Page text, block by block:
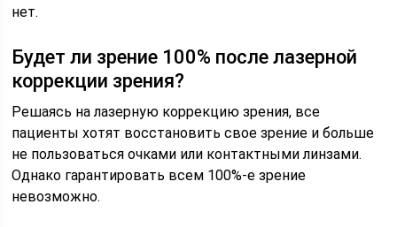
нет.
Будет ли зрение 100% после лазерной
коррекции зрения?
Решаясь на лазерную коррекцию зрения, все
пациенты хотят восстановить свое зрение и больше
не пользоваться очками или контактными линзами.
Однако гарантировать всем 100%-е зрение
невозможно.